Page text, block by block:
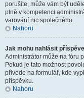
porušíte, může vám být
plně v kompetenci
varování nic společného.
Nahoru
Jak mohu nahlásit
Administrátor může na fóru
Pokud je tato možnost
přivede na formulář, kde
příspěvku.
Nahoru